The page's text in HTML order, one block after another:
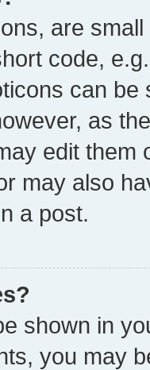
are
code,
can
as
edit them
may also
a post.
shown in
you may